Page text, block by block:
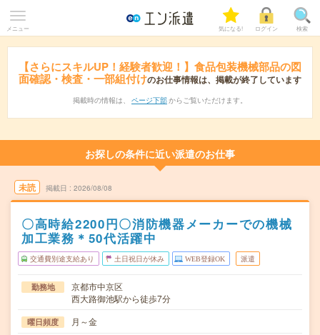
メニュー 気になる! ログイン 検索
【さらにスキルUP！経験者歓迎！】食品包装機械部品の図
面確認・検査・一部組付けのお仕事情報は、掲載が終了しています
掲載時の情報は、 ページ下部 からご覧いただけます。
お探しの条件に近い派遣のお仕事
未読 掲載日 2026/08/08
〇高時給2200円〇消防機器メーカーでの機械
加工業務＊50代活躍中
交通費別途支給あり 土日祝日が休み WEB登録OK 派遣
勤務地
京都市中京区
西大路御池駅から徒歩7分
曜日頻度 月～金